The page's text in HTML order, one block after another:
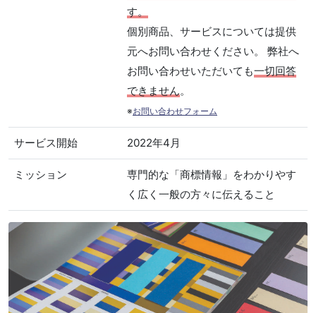
す。
個別商品、サービスについては提供
元へお問い合わせください。 弊社へ
お問い合わせいただいても一切回答
できません。
※お問い合わせフォーム
サービス開始 2022年4月
ミッション
専門的な「商標情報」をわかりやす
く広く一般の方々に伝えること